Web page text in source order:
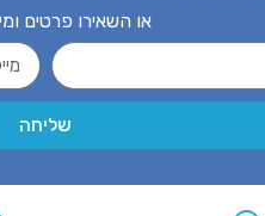
או השאירו פרטים
שליחה